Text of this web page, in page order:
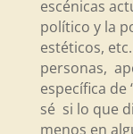
escénicas
político y la
estéticos,
personas,
específica de
sé si lo que
menos en